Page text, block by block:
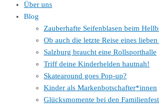
Über uns
Blog
Zauberhafte Seifenblasen beim
Ob auch die letzte Reise eines
Salzburg braucht eine Rollsporthalle
Triff deine Kinderhelden hautnah!
Skatearound goes Pop-up?
Kinder als Markenbotschafter*innen
Glücksmomente bei den